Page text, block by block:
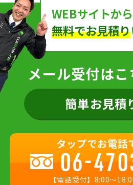
WEBサイトから
無料でお見積り
メール受付はこ
簡単お見積
タップでお電話
06-
【電話受付】8:00〜